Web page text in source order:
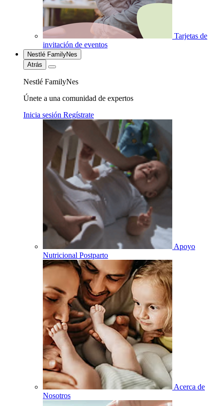
Tarjetas de
invitación de eventos
Nestlé FamilyNes
Atrás
Nestlé FamilyNes
Únete a una comunidad de expertos
Inicia sesión Regístrate
Apoyo
Nutricional Postparto
Acerca de
Nosotros